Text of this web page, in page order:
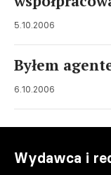
5.10.2006
Byłem
6.10.2006
Wydawca i